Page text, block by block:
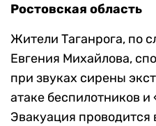
Ростовская область
Жители Таганрога, по
Евгения Михайлова,
при звуках сирены
атаке беспилотников
Эвакуация